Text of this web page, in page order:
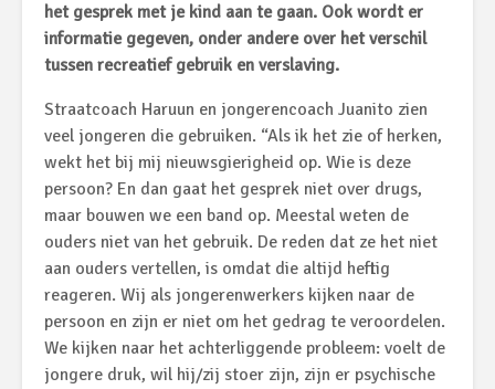
het gesprek met je kind aan te gaan. Ook wordt er
informatie gegeven, onder andere over het verschil
tussen recreatief gebruik en verslaving.
Straatcoach Haruun en jongerencoach Juanito zien
veel jongeren die gebruiken. “Als ik het zie of herken,
wekt het bij mij nieuwsgierigheid op. Wie is deze
persoon? En dan gaat het gesprek niet over drugs,
maar bouwen we een band op. Meestal weten de
ouders niet van het gebruik. De reden dat ze het niet
aan ouders vertellen, is omdat die altijd heftig
reageren. Wij als jongerenwerkers kijken naar de
persoon en zijn er niet om het gedrag te veroordelen.
We kijken naar het achterliggende probleem: voelt de
jongere druk, wil hij/zij stoer zijn, zijn er psychische